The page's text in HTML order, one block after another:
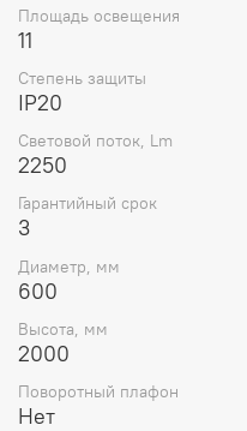
Площадь освещения
11
Степень защиты
IP20
Световой поток, Lm
2250
Гарантийный срок
3
Диаметр, мм
600
Высота, мм
2000
Поворотный плафон
Нет